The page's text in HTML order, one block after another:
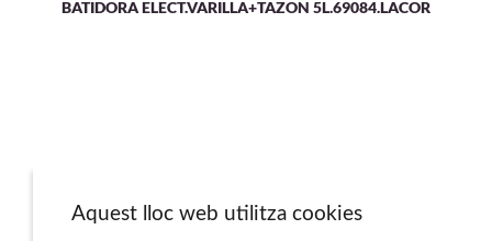
BATIDORA ELECT.VARILLA+TAZON 5L.69084.LACOR
Aquest lloc web utilitza cookies